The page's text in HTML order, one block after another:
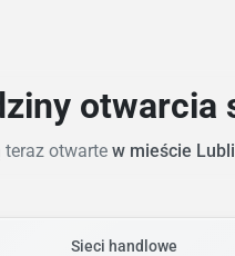
otwarcia
teraz otwartew mieście
Sieci handlowe